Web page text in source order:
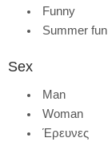
Funny
Summer fun
Sex
Man
Woman
Έρευνες